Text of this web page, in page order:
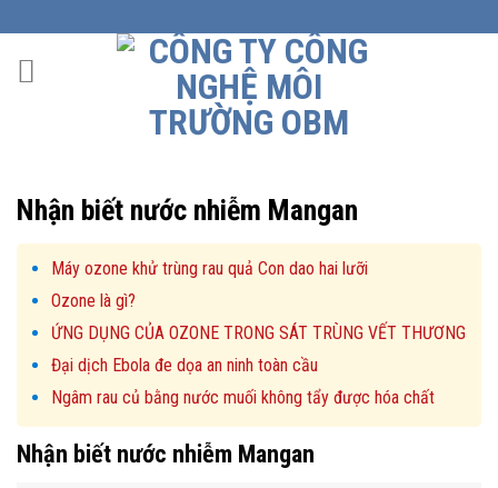
to
content
Nhận biết nước nhiễm Mangan
Máy ozone khử trùng rau quả Con dao hai lưỡi
Ozone là gì?
ỨNG DỤNG CỦA OZONE TRONG SÁT TRÙNG VẾT THƯƠNG
Đại dịch Ebola đe dọa an ninh toàn cầu
Ngâm rau củ bằng nước muối không tẩy được hóa chất
Nhận biết nước nhiễm Mangan